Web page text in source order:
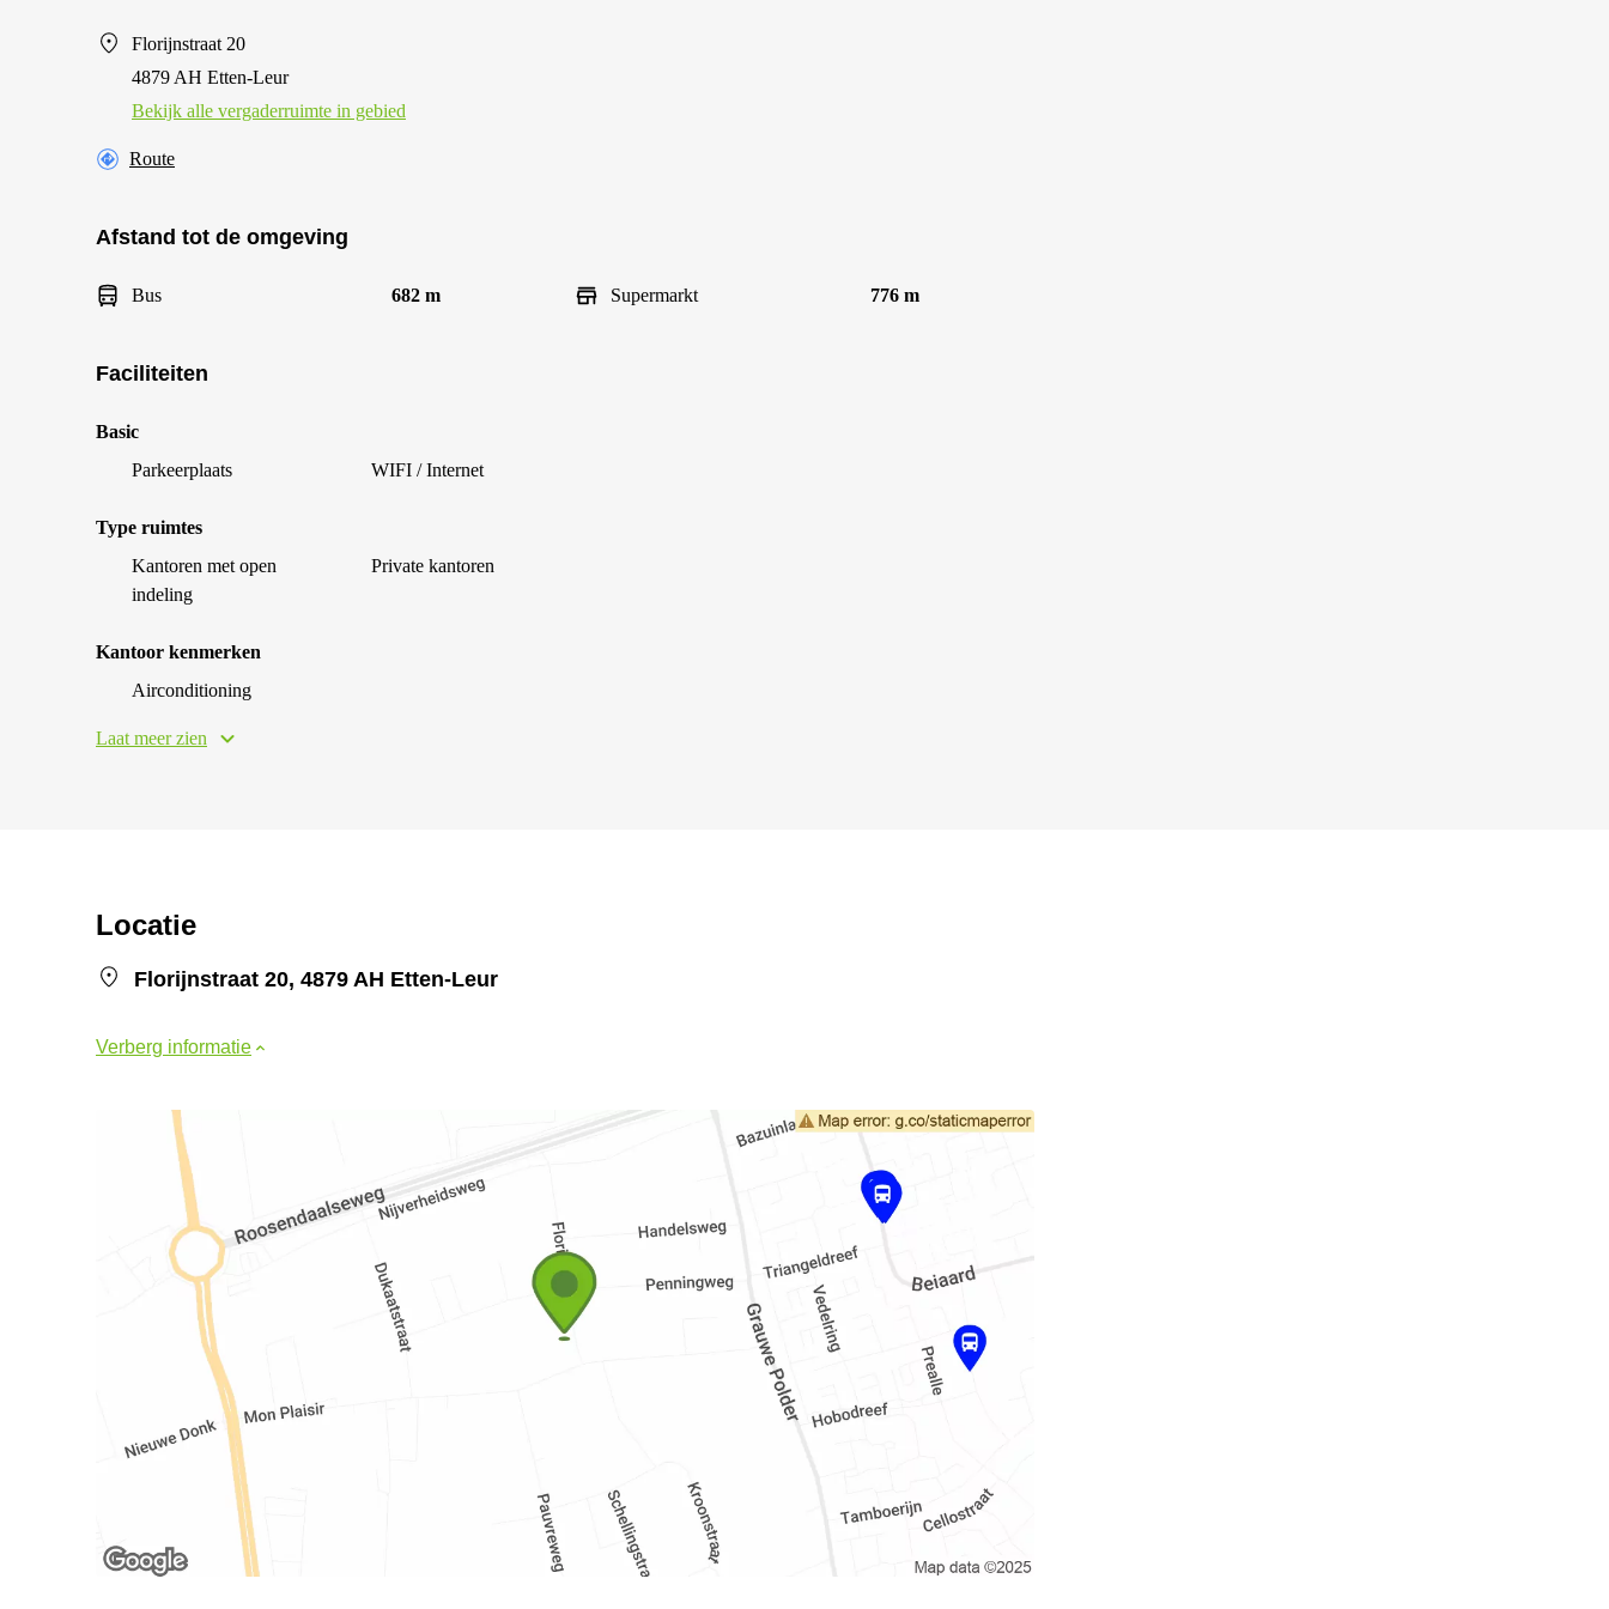
Florijnstraat 20
4879 AH Etten-Leur
Bekijk alle vergaderruimte in gebied
Route
Afstand tot de omgeving
Bus 682 m Supermarkt 776 m
Faciliteiten
Basic
Parkeerplaats
WIFI / Internet
Type ruimtes
Kantoren met open
indeling
Private kantoren
Kantoor kenmerken
Airconditioning
Laat meer zien
Locatie
Florijnstraat 20, 4879 AH Etten-Leur
Verberg informatie